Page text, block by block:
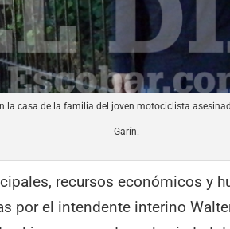
la casa de la familia del joven motociclista
Garín.
recursos económicos y
por el intendente interino